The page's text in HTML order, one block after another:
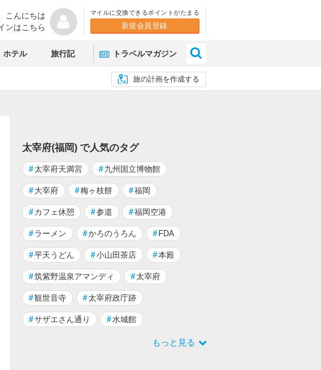
こんにちは
ンはこちら
マイルに交換できるポイントがたまる
新規会員登録
ホテル 旅行記 トラベルマガジン
旅の計画を作成する
太宰府(福岡) で人気のタグ
#太宰府天満宮 # 九州国立博物館
# 大宰府 #梅ヶ枝餅 #福岡
# カフェ休憩 #参道 #福岡空港
# ラーメン #かろのうろん # FDA
#平天うどん #小山田茶店 #本殿
#筑紫野温泉アマンディ #太宰府
#観世音寺 #太宰府政庁跡
#サザエさん通り #水城館
もっと見る